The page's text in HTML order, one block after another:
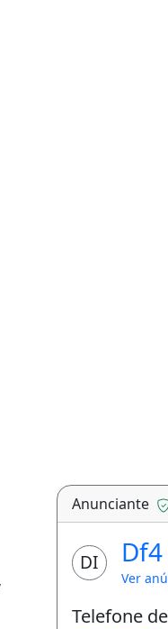
Anunciante
DI
Ver
Telefone